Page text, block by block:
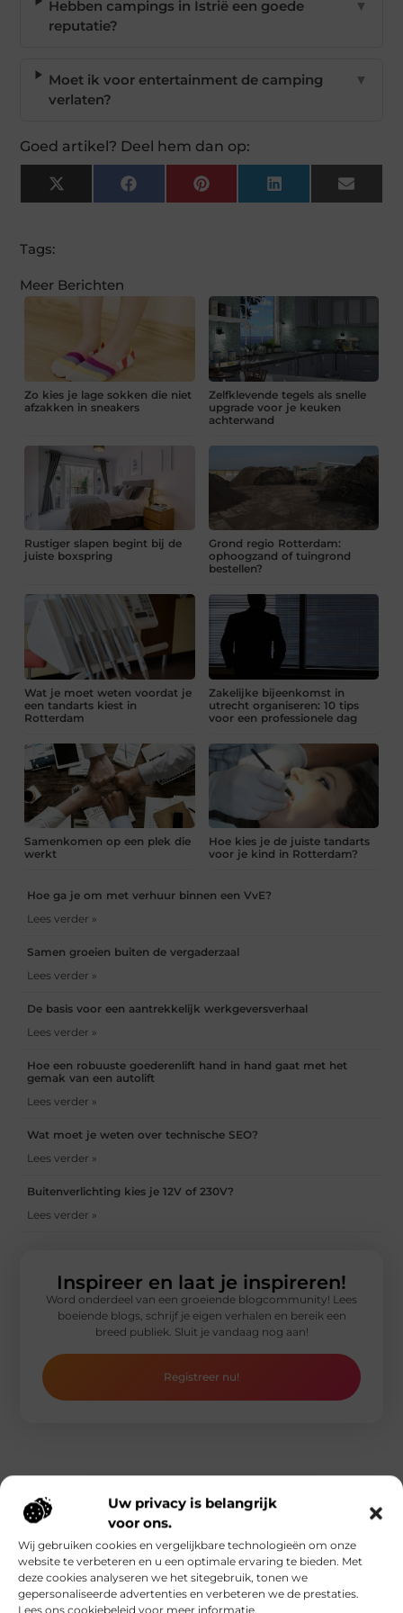
Uw privacy is belangrijk
voor ons.
Wij gebruiken cookies en vergelijkbare technologieën om onze
website te verbeteren en u een optimale ervaring te bieden. Met
deze cookies analyseren we het sitegebruik, tonen we
gepersonaliseerde advertenties en verbeteren we de prestaties.
Lees ons cookiebeleid voor meer informatie.
Hebben campings in Istrië een goede
reputatie?
▼
Moet ik voor entertainment de camping
verlaten?
▼
Goed artikel? Deel hem dan op:
X
(Twitter)
FacebookPinterest LinkedIn Email
Tags:
Meer Berichten
Zo kies je lage sokken die niet
afzakken in sneakers
Zelfklevende tegels als snelle
upgrade voor je keuken
achterwand
Rustiger slapen begint bij de
juiste boxspring
Grond regio Rotterdam:
ophoogzand of tuingrond
bestellen?
Wat je moet weten voordat je
een tandarts kiest in
Rotterdam
Zakelijke bijeenkomst in
utrecht organiseren: 10 tips
voor een professionele dag
Samenkomen op een plek die
werkt
Hoe kies je de juiste tandarts
voor je kind in Rotterdam?
Hoe ga je om met verhuur binnen een VvE?
Lees verder »
Samen groeien buiten de vergaderzaal
Lees verder »
De basis voor een aantrekkelijk werkgeversverhaal
Lees verder »
Hoe een robuuste goederenlift hand in hand gaat met het
gemak van een autolift
Lees verder »
Wat moet je weten over technische SEO?
Lees verder »
Buitenverlichting kies je 12V of 230V?
Lees verder »
Inspireer en laat je inspireren!
Word onderdeel van een groeiende blogcommunity! Lees
boeiende blogs, schrijf je eigen verhalen en bereik een
breed publiek. Sluit je vandaag nog aan!
Registreer nu!
interesseren